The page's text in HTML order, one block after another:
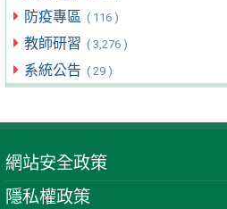
防疫專區 ( 116 )
教師研習 ( 3,276 )
系統公告 ( 29 )
網站安全政策
隱私權政策